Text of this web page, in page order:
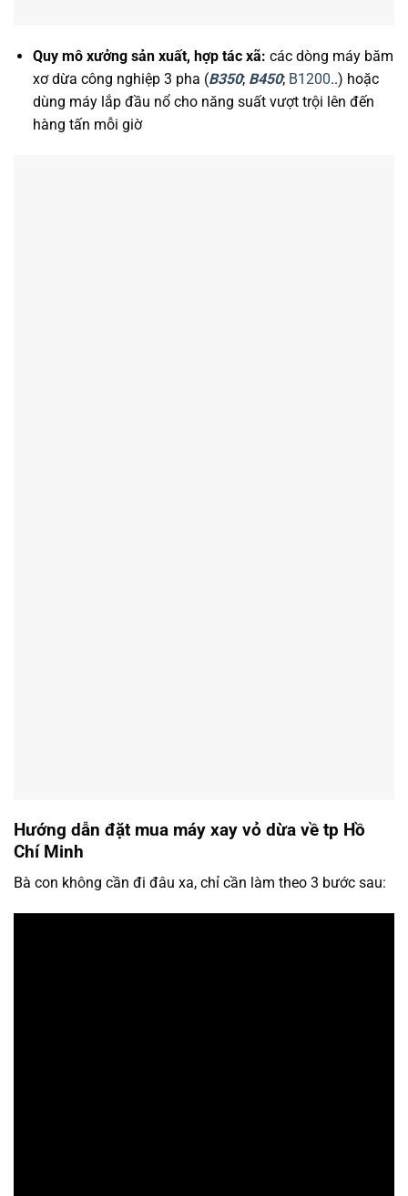
Quy mô xưởng sản xuất, hợp tác xã: các dòng máy băm
xơ dừa công nghiệp 3 pha (B350; B450; B1200..) hoặc
dùng máy lắp đầu nổ cho năng suất vượt trội lên đến
hàng tấn mỗi giờ
Hướng dẫn đặt mua máy xay vỏ dừa về tp Hồ
Chí Minh
Bà con không cần đi đâu xa, chỉ cần làm theo 3 bước sau: